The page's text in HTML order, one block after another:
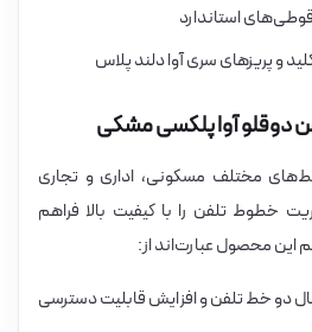
استاندارد
و پریزهای سری آوا دلند پلاس
دوقلو آوا پلکسی مشکی
مختلف مسکونی، اداری و تجاری
خطوط تلفن را با کیفیت بالا فراهم
این محصول عبارت‌اند از:
دو خط تلفن و افزایش قابلیت دسترسی